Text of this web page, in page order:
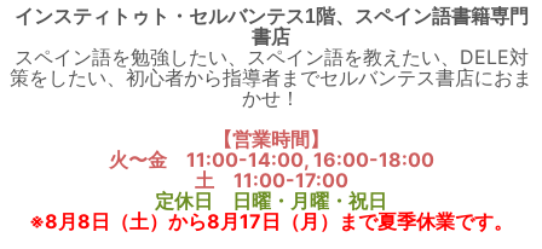
インスティトゥト・セルバンテス1階、スペイン語書籍専門
書店
スペイン語を勉強したい、スペイン語を教えたい、DELE対
策をしたい、初心者から指導者までセルバンテス書店におま
かせ！
【営業時間】
火〜金 11:00-14:00, 16:00-18:00
土 11:00-17:00
定休日 日曜・月曜・祝日
※8月8日（土）から8月17日（月）まで夏季休業です。